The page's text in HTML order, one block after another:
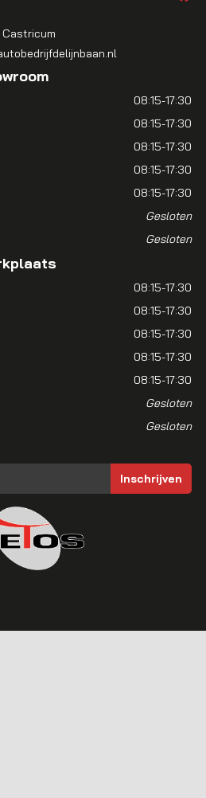
Castricum
08:15-17:30
08:15-17:30
08:15-17:30
08:15-17:30
08:15-17:30
Gesloten
Gesloten
08:15-17:30
08:15-17:30
08:15-17:30
08:15-17:30
08:15-17:30
Gesloten
Gesloten